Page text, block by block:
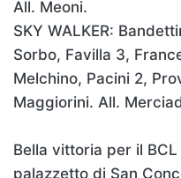
All. Meoni.
SKY WALKER:
Sorbo, Favilla 3,
Melchino, Pacini 2,
Maggiorini. All.
Bella vittoria per il
palazzetto di San